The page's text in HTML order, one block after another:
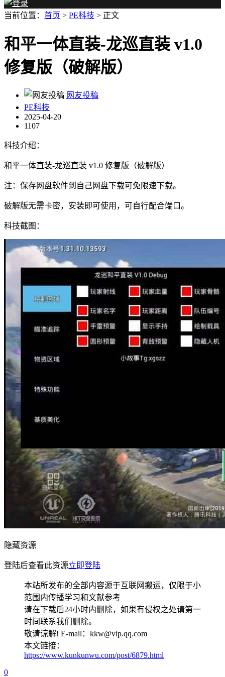
当前位置： 首页 > PE科技 > 正文
和平一体直装-龙巡直装 v1.0
修复版（破解版）
网友投稿
PE科技
2025-04-20
1107
科技介绍：
和平一体直装-龙巡直装 v1.0 修复版（破解版）
注：保存网盘软件到自己网盘下载可免限速下载。
破解版无需卡密，安装即可使用，可自行配合端口。
科技截图：
隐藏资源
登陆后查看此资源立即登陆
本站所发布的全部内容源于互联网搬运，仅限于小
范围内传播学习和文献参考
请在下载后24小时内删除，如果有侵权之处请第一
时间联系我们删除。
敬请谅解! E-mail：kkw@vip.qq.com
本文链接：
https://www.kunkunwu.com/post/6879.html
0